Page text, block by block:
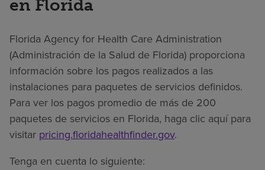
en Florida
Florida Agency for Health Care Administration
(Administración de la Salud de Florida) proporciona
información sobre los pagos realizados a las
instalaciones para paquetes de servicios definidos.
Para ver los pagos promedio de más de 200
paquetes de servicios en Florida, haga clic aquí para
visitar pricing.floridahealthfinder.gov.
Tenga en cuenta lo siguiente: